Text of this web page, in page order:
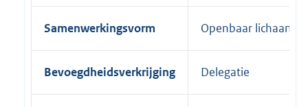
Samenwerkingsvorm Openbaar lichaam
Bevoegdheidsverkrijging Delegatie